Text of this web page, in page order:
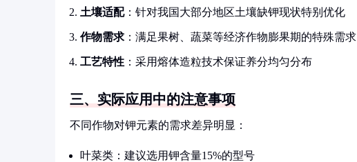
土壤适配：针对我国大部分地区土壤缺钾现状特别优化
作物需求 ：满足果树、蔬菜等经济作物膨果期的特殊需求
工艺特性 ：采用熔体造粒技术保证养分均匀分布
三、实际应用中的注意事项
不同作物对钾元素的需求差异明显：
叶菜类：建议选用钾含量15%的型号